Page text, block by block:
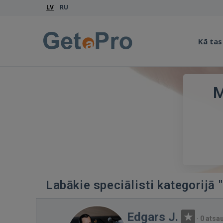
LV RU
Kā
Labākie speciālisti kategorijā
Edgars J. · 0